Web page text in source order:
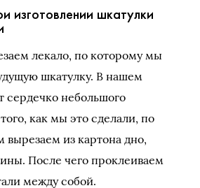
изготовлении шкатулки
лекало, по которому мы
шкатулку. В нашем
сердечко небольшого
как мы это сделали, по
из картона дно,
После чего проклеиваем
между собой.